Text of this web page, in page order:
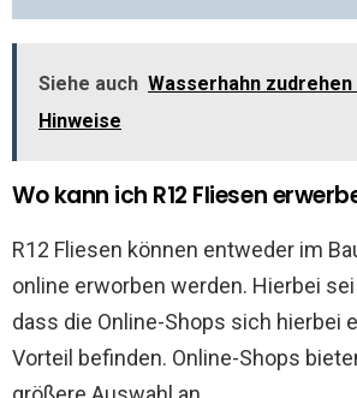
Siehe auch Wasserhahn zudrehen
Hinweise
Wo kann ich R12 Fliesen
R12 Fliesen können entweder im
online erworben werden. Hierbei
dass die Online-Shops sich hierbei
Vorteil befinden. Online-Shops